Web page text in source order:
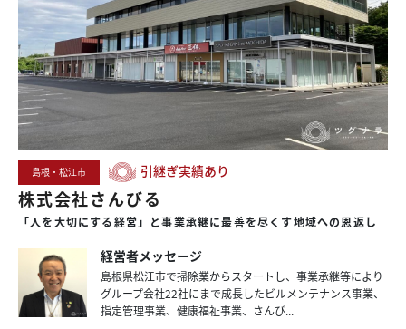
島根・松江市 引継ぎ実績あり
株式会社さんびる
「人を大切にする経営」と事業承継に最善を尽くす地域への恩返し
経営者メッセージ
島根県松江市で掃除業からスタートし、事業承継等により
グループ会社22社にまで成長したビルメンテナンス事業、
指定管理事業、健康福祉事業、さんび...